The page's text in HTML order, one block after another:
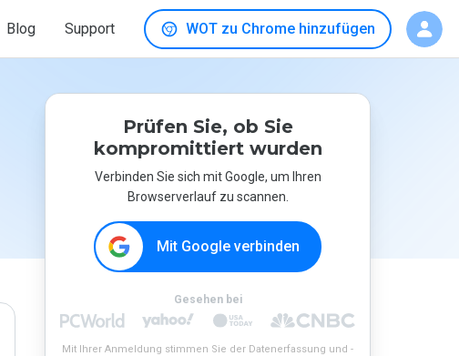
Blog Support WOT zu Chrome hinzufügen
Prüfen Sie, ob Sie
kompromittiert wurden
Verbinden Sie sich mit Google, um Ihren
Browserverlauf zu scannen.
Mit Google verbinden
Gesehen bei
Mit Ihrer Anmeldung stimmen Sie der Datenerfassung und -